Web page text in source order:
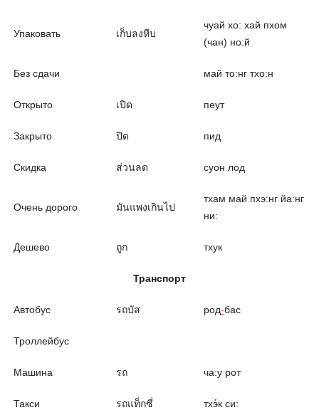
Упаковать เก็บลงหีบ
чуай хо: хай пхом
(чан) но:й
Без сдачи май то:нг тхо:н
Открыто เปิด пеут
Закрыто ปิด пид
Скидка ส่วนลด суон лод
Очень дорого มันแพงเกินไป
тхам май пхэ:нг йа:нг
ни:
Дешево ถูก тхук
Транспорт
Автобус รถบัส род-бас
Троллейбус
Машина รถ ча:у рот
Такси รถแท็กซี่ тхэ́к си: